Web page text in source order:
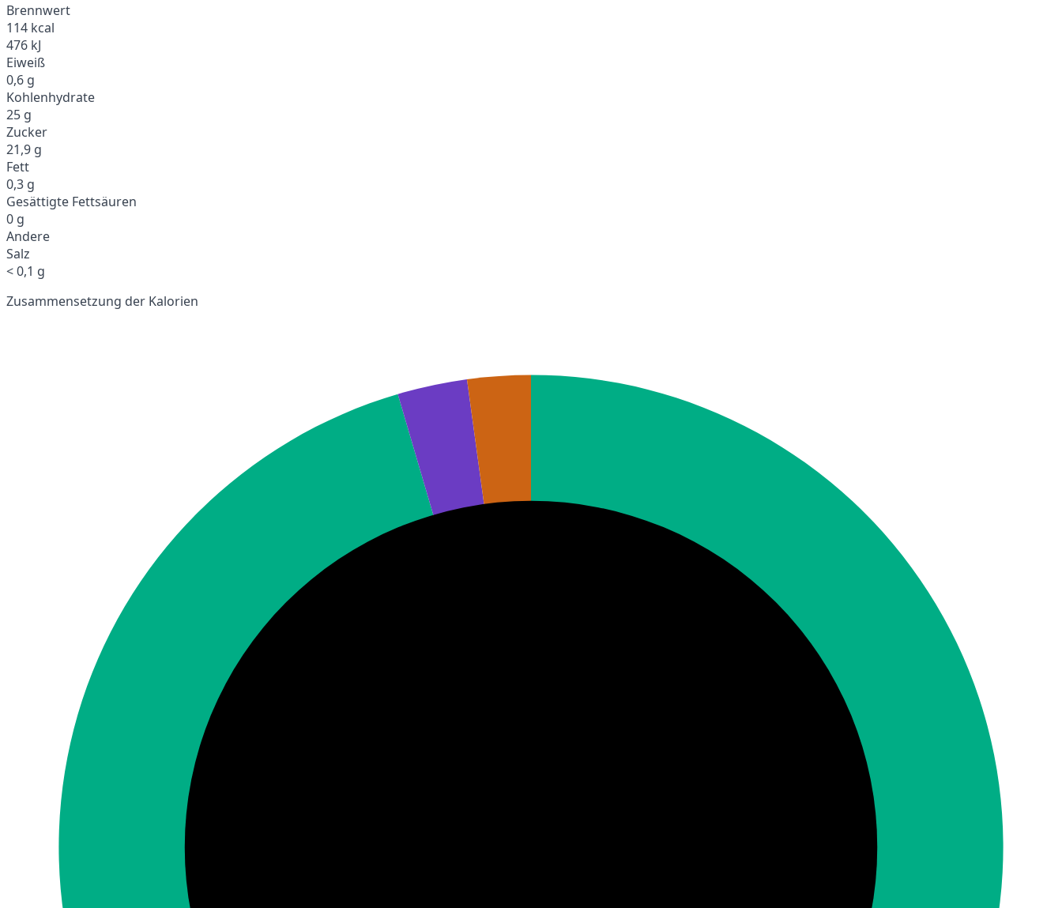
Brennwert
114 kcal
476 kJ
Eiweiß
0,6 g
Kohlenhydrate
25 g
Zucker
21,9 g
Fett
0,3 g
Gesättigte Fettsäuren
0 g
Andere
Salz
< 0,1 g
Zusammensetzung der Kalorien